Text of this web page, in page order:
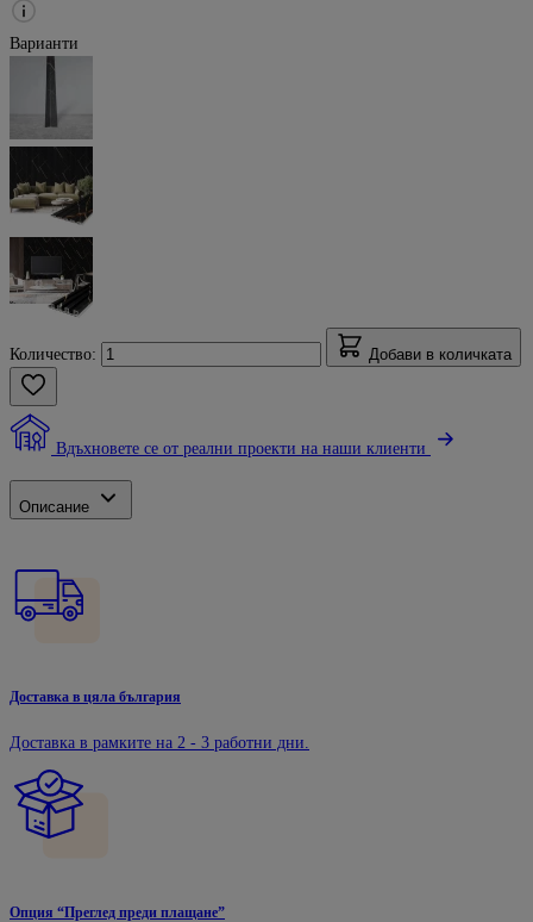
Варианти
Количество: Добави в количката
Вдъхновете се от реални проекти на наши клиенти
Описание
Доставка в цяла българия
Доставка в рамките на 2 - 3 работни дни.
Опция “Преглед преди плащане”